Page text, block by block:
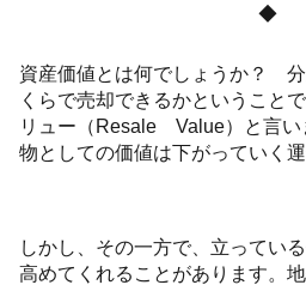
◆
資産価値とは何でしょうか？
くらで売却できるかということ
リュー（Resale Value）と言い
物としての価値は下がっていく運
しかし、その一方で、立ってい
高めてくれることがあります。地